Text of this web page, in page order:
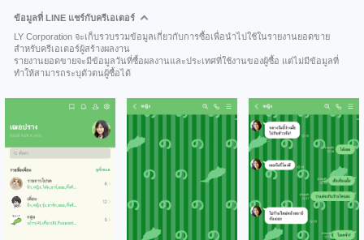
ข้อมูลที่ LINE แชร์กับครีเอเตอร์
LY Corporation จะเก็บรวบรวมข้อมูลเกี่ยวกับการซื้อเพื่อนำไปใช้ในรายงานยอดขาย
สำหรับครีเอเตอร์ผู้สร้างผลงาน
รายงานยอดขายจะมีข้อมูลวันที่ซื้อผลงานและประเทศที่ใช้งานของผู้ซื้อ แต่ไม่มีข้อมูลที่
ทำให้สามารถระบุตัวตนผู้ซื้อได้